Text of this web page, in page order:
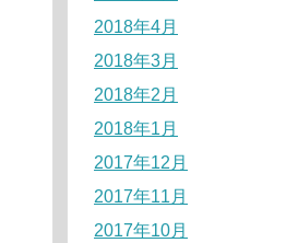
2018年4月
2018年3月
2018年2月
2018年1月
2017年12月
2017年11月
2017年10月